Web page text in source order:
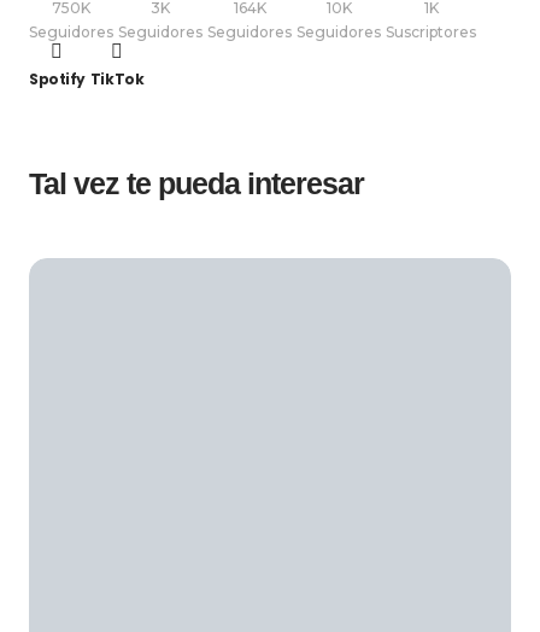
750K
Seguidores
3K
Seguidores
164K
Seguidores
10K
Seguidores
1K
Suscriptores
Spotify TikTok
Tal vez te pueda interesar